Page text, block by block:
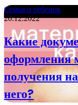
Семья и ребенок
20.12.2022
Какие
оформления
получения
него?